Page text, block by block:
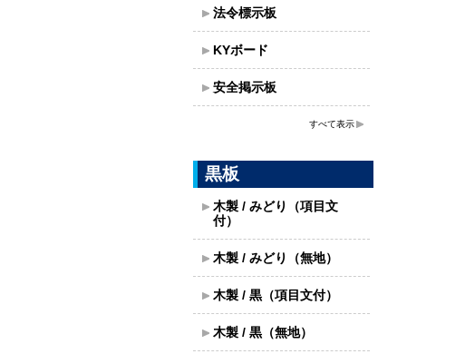
法令標示板
KYボード
安全掲示板
すべて表示
黒板
木製 / みどり（項目文
付）
木製 / みどり（無地）
木製 / 黒（項目文付）
木製 / 黒（無地）